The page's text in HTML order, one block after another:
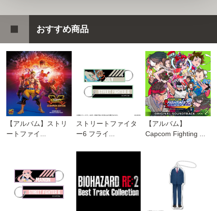
おすすめ商品
【アルバム】ストリ
ートファイ...
ストリートファイタ
ー6 フライ...
【アルバム】
Capcom Fighting ...